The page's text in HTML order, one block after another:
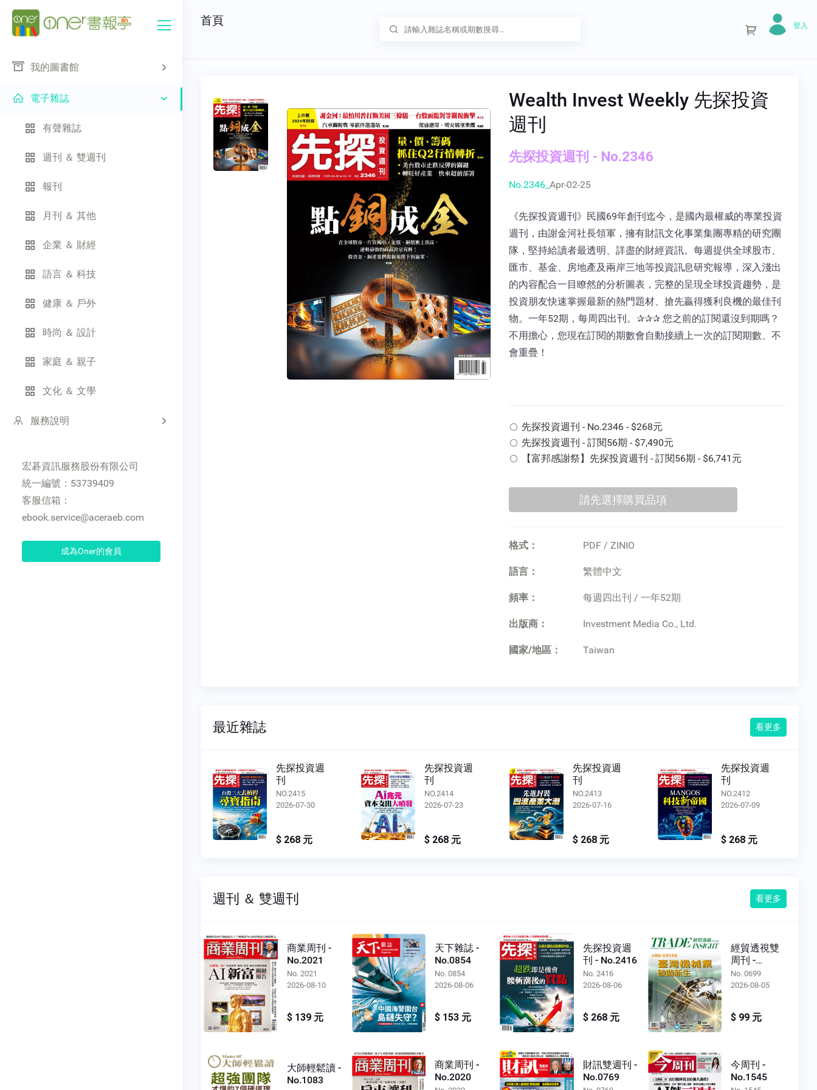
我的圖書館
電子雜誌
有聲雜誌
週刊 ＆ 雙週刊
報刊
月刊 ＆ 其他
企業 ＆ 財經
語言 ＆ 科技
健康 ＆ 戶外
時尚 ＆ 設計
家庭 ＆ 親子
文化 ＆ 文學
服務說明
宏碁資訊服務股份有限公司
統一編號：53739409
客服信箱：
ebook.service@aceraeb.com
成為Oner的會員
首頁 登入
Wealth Invest Weekly 先探投資
週刊
先探投資週刊 - No.2346
No.2346_ Apr-02-25
《先探投資週刊》民國69年創刊迄今，是國內最權威的專業投資
週刊，由謝金河社長領軍，擁有財訊文化事業集團專精的研究團
隊，堅持給讀者最透明、詳盡的財經資訊。每週提供全球股市、
匯市、基金、房地產及兩岸三地等投資訊息研究報導，深入淺出
的內容配合一目瞭然的分析圖表，完整的呈現全球投資趨勢，是
投資朋友快速掌握最新的熱門題材、搶先贏得獲利良機的最佳刊
物。一年52期，每周四出刊。✰✰✰ 您之前的訂閱還沒到期嗎？
不用擔心，您現在訂閱的期數會自動接續上一次的訂閱期數、不
會重疊！
先探投資週刊 - No.2346 - $268元
先探投資週刊 - 訂閱56期 - $7,490元
【富邦感謝祭】先探投資週刊 - 訂閱56期 - $6,741元
格式： PDF / ZINIO
語言： 繁體中文
頻率： 每週四出刊 / 一年52期
出版商： Investment Media Co., Ltd.
國家/地區： Taiwan
最近雜誌 看更多
先探投資週
2026-07-30
$ 268 元
先探投資週
2026-07-23
$ 268 元
先探投資週
2026-07-16
$ 268 元
先探投資週
2026-07-09
$ 268 元
週刊 ＆ 雙週刊 看更多
商業周刊 -
No.2021
No. 2021
2026-08-10
$ 139 元
天下雜誌 -
No.0854
No. 0854
2026-08-06
$ 153 元
先探投資週
刊 - No.2416
No. 2416
2026-08-06
$ 268 元
經貿透視雙
周刊 -
No.0699
No. 0699
2026-08-05
$ 99 元
大師輕鬆讀 -
No.1083
商業周刊 -
No.2020
財訊雙週刊 -
No.0769
今周刊 -
No.1545